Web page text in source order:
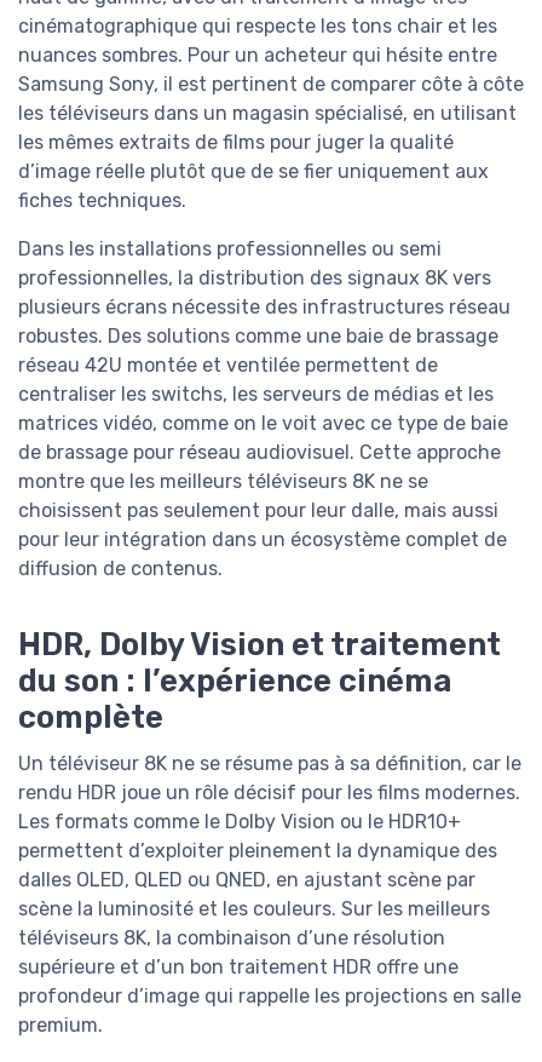
cinématographique qui respecte les tons chair et les
nuances sombres. Pour un acheteur qui hésite entre
Samsung Sony, il est pertinent de comparer côte à côte
les téléviseurs dans un magasin spécialisé, en utilisant
les mêmes extraits de films pour juger la qualité
d’image réelle plutôt que de se fier uniquement aux
fiches techniques.
Dans les installations professionnelles ou semi
professionnelles, la distribution des signaux 8K vers
plusieurs écrans nécessite des infrastructures réseau
robustes. Des solutions comme une baie de brassage
réseau 42U montée et ventilée permettent de
centraliser les switchs, les serveurs de médias et les
matrices vidéo, comme on le voit avec ce type de baie
de brassage pour réseau audiovisuel. Cette approche
montre que les meilleurs téléviseurs 8K ne se
choisissent pas seulement pour leur dalle, mais aussi
pour leur intégration dans un écosystème complet de
diffusion de contenus.
HDR, Dolby Vision et traitement
du son : l’expérience cinéma
complète
Un téléviseur 8K ne se résume pas à sa définition, car le
rendu HDR joue un rôle décisif pour les films modernes.
Les formats comme le Dolby Vision ou le HDR10+
permettent d’exploiter pleinement la dynamique des
dalles OLED, QLED ou QNED, en ajustant scène par
scène la luminosité et les couleurs. Sur les meilleurs
téléviseurs 8K, la combinaison d’une résolution
supérieure et d’un bon traitement HDR offre une
profondeur d’image qui rappelle les projections en salle
premium.